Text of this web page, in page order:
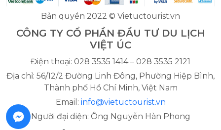
Bản quyền 2022 © Vietuctourist.vn
CÔNG TY CỔ PHẦN ĐẦU TƯ DU LỊCH
VIỆT ÚC
Điện thoại: 028 3535 1414 – 028 3535 2121
Địa chỉ: 56/12/2 Đường Linh Đông, Phường Hiệp Bình,
Thành phố Hồ Chí Minh, Việt Nam
Email: info@vietuctourist.vn
Người đại diện: Ông Nguyễn Hàn Phong